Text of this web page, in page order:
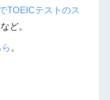
TOEICテストのス
ど。
。